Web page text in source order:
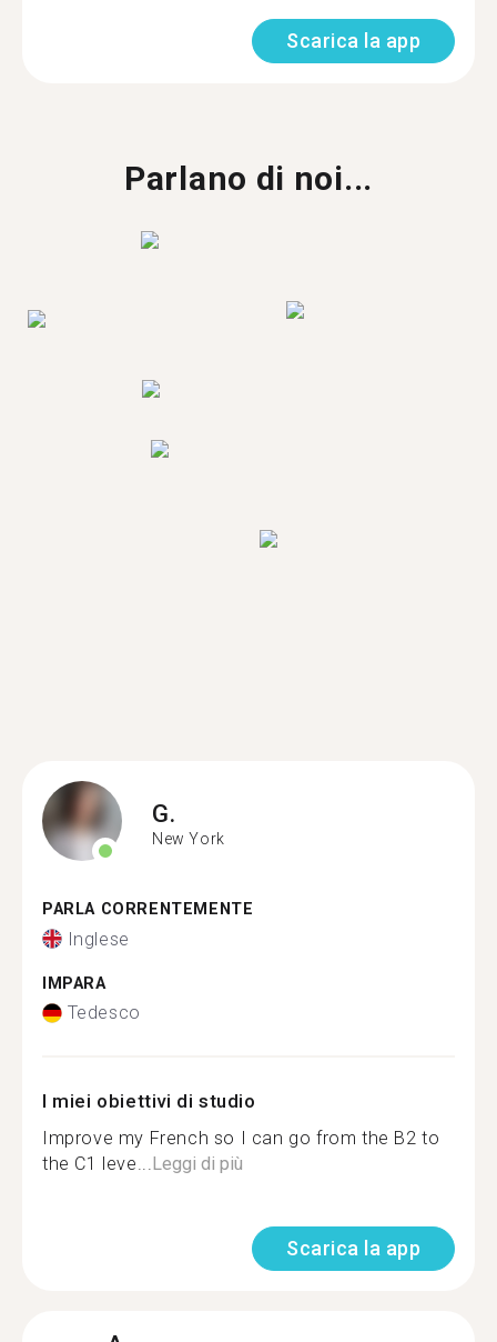
Scarica la app
Parlano di noi...
G.
New York
PARLA CORRENTEMENTE
Inglese
IMPARA
Tedesco
I miei obiettivi di studio
Improve my French so I can go from the B2 to
the C1 leve...Leggi di più
Scarica la app